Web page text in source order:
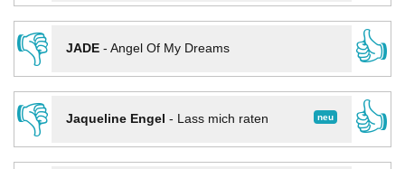
👎
JADE- Angel Of My Dreams
👍
👎
neu
Jaqueline Engel - Lass mich raten
👍